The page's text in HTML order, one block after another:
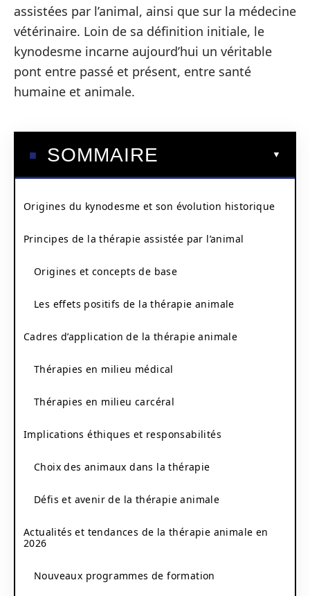
assistées par l’animal, ainsi que sur la médecine
vétérinaire. Loin de sa définition initiale, le
kynodesme incarne aujourd’hui un véritable
pont entre passé et présent, entre santé
humaine et animale.
SOMMAIRE
Origines du kynodesme et son évolution historique
Principes de la thérapie assistée par l’animal
Origines et concepts de base
Les effets positifs de la thérapie animale
Cadres d’application de la thérapie animale
Thérapies en milieu médical
Thérapies en milieu carcéral
Implications éthiques et responsabilités
Choix des animaux dans la thérapie
Défis et avenir de la thérapie animale
Actualités et tendances de la thérapie animale en
2026
Nouveaux programmes de formation